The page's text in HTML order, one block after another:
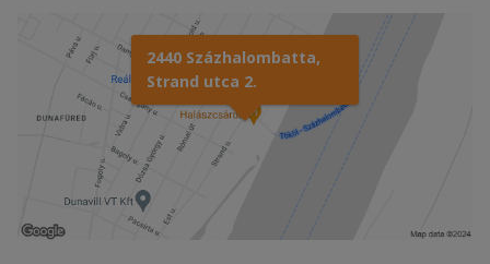
2440 Százhalombatta,
Strand utca 2.